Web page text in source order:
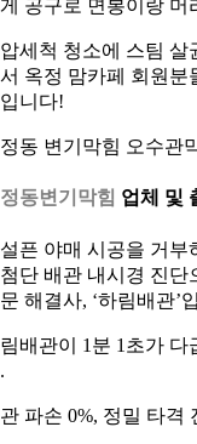
공구로 면봉이랑 머
세척 청소에 스팀 살
옥정 맘카페 회원분
니다!
동 변기막힘 오수관
동변기막힘 업체 및
픈 야매 시공을 거부
단 배관 내시경 진단
해결사, ‘하림배관’
배관이 1분 1초가
파손 0%, 정밀 타격